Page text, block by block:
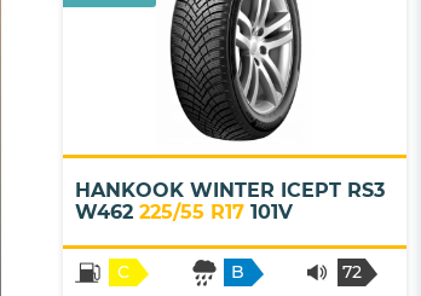
HANKOOK WINTER ICEPT RS3
W462 225/55 R17 101V
C B
72